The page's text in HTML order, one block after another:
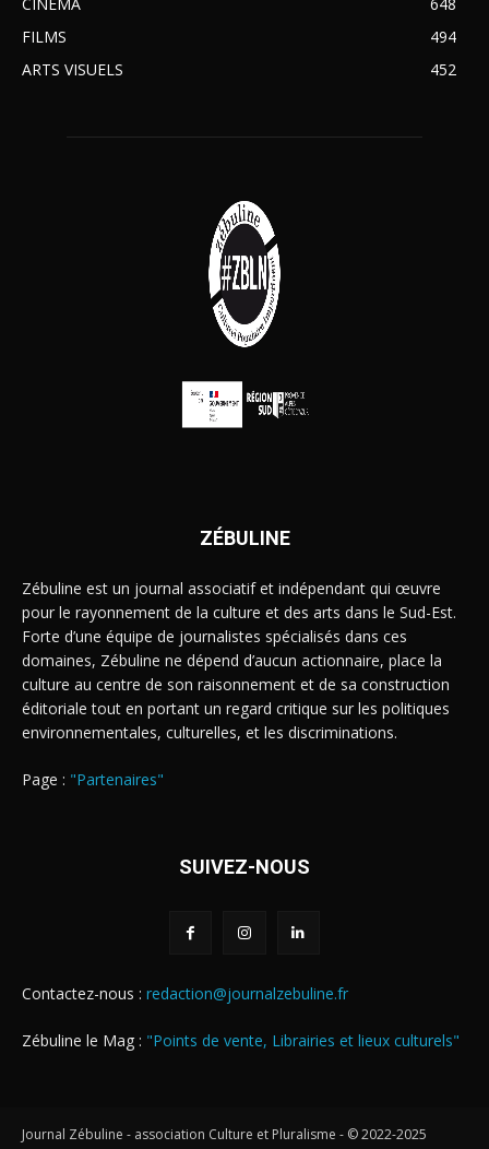
FILMS
494
ARTS VISUELS
452
ZÉBULINE
Zébuline est un journal associatif et indépendant qui œuvre
pour le rayonnement de la culture et des arts dans le Sud-Est.
Forte d’une équipe de journalistes spécialisés dans ces
domaines, Zébuline ne dépend d’aucun actionnaire, place la
culture au centre de son raisonnement et de sa construction
éditoriale tout en portant un regard critique sur les politiques
environnementales, culturelles, et les discriminations.
Page : "Partenaires"
SUIVEZ-NOUS
Contactez-nous : redaction@journalzebuline.fr
Zébuline le Mag : "Points de vente, Librairies et lieux culturels"
Journal Zébuline - association Culture et Pluralisme - © 2022-2025